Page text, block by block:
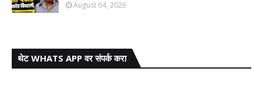
August 04, 2026
थेट WHATS APP वर संपर्क करा